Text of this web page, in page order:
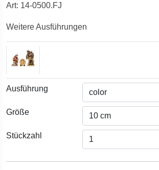
Art: 14-0500.FJ
Weitere Ausführungen
Ausführung
Größe
Stückzahl